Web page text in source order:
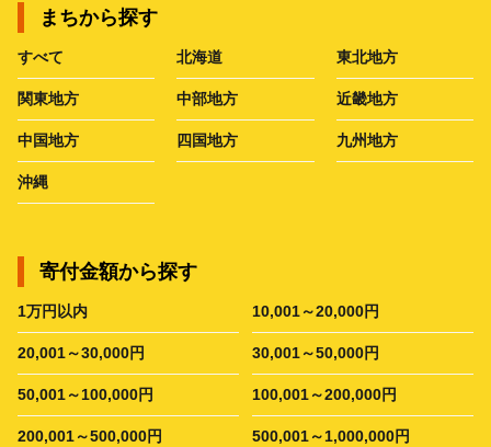
まちから探す
すべて 北海道 東北地方
関東地方 中部地方 近畿地方
中国地方 四国地方 九州地方
沖縄
寄付金額から探す
1万円以内 10,001～20,000円
20,001～30,000円 30,001～50,000円
50,001～100,000円 100,001～200,000円
200,001～500,000円 500,001～1,000,000円